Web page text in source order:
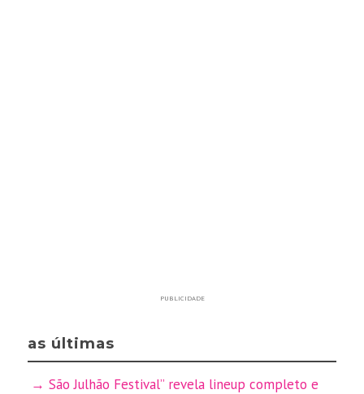
PUBLICIDADE
as últimas
São Julhão Festival” revela lineup completo e